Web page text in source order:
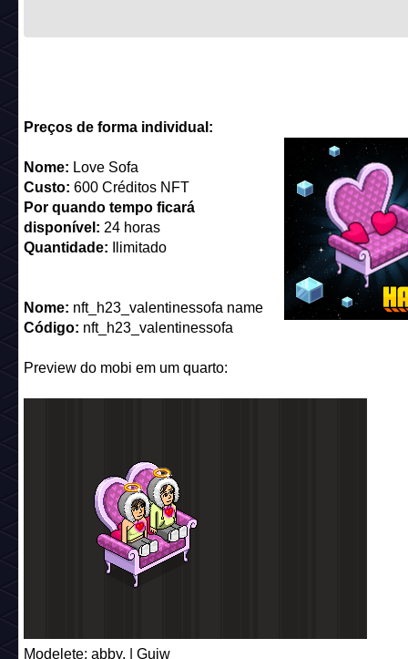
Preços de forma individual:
Nome: Love Sofa
Custo: 600 Créditos NFT
Por quando tempo ficará
disponível: 24 horas
Quantidade: Ilimitado
nft_h23_valentinessofa name
nft_h23_valentinessofa